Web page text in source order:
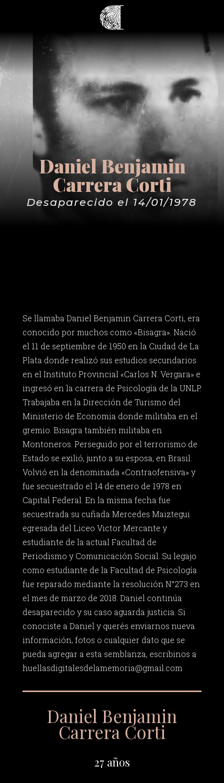
Daniel Benjamin
Carrera Corti
Desaparecido el 14/01/1978
Se llamaba Daniel Benjamin Carrera Corti, era
conocido por muchos como «Bisagra». Nació
el 11 de septiembre de 1950 en la Ciudad de La
Plata donde realizó sus estudios secundarios
en el Instituto Provincial «Carlos N. Vergara» e
ingresó en la carrera de Psicología de la UNLP.
Trabajaba en la Dirección de Turismo del
Ministerio de Economia donde militaba en el
gremio. Bisagra también militaba en
Montoneros. Perseguido por el terrorismo de
Estado se exilió, junto a su esposa, en Brasil.
Volvió en la denominada «Contraofensiva» y
fue secuestrado el 14 de enero de 1978 en
Capital Federal. En la misma fecha fue
secuestrada su cuñada Mercedes Maiztegui
egresada del Liceo Victor Mercante y
estudiante de la actual Facultad de
Periodismo y Comunicación Social. Su legajo
como estudiante de la Facultad de Psicología
fue reparado mediante la resolución N°273 en
el mes de marzo de 2018. Daniel continúa
desaparecido y su caso aguarda justicia. Si
conociste a Daniel y querés enviarnos nueva
información, fotos o cualquier dato que se
pueda agregar a esta semblanza, escribinos a
huellasdigitalesdelamemoria@gmail.com
Daniel Benjamin
Carrera Corti
27 años